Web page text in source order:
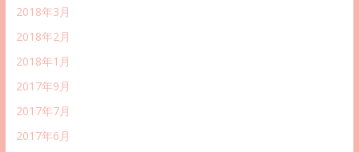
2018年3月
2018年2月
2018年1月
2017年9月
2017年7月
2017年6月